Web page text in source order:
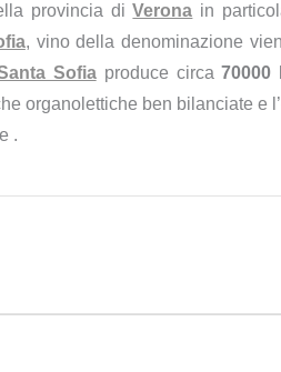
provincia diVerona in
, vino della denominazione
Sofiaproduce circa70000
organolettiche ben bilanciate e
.